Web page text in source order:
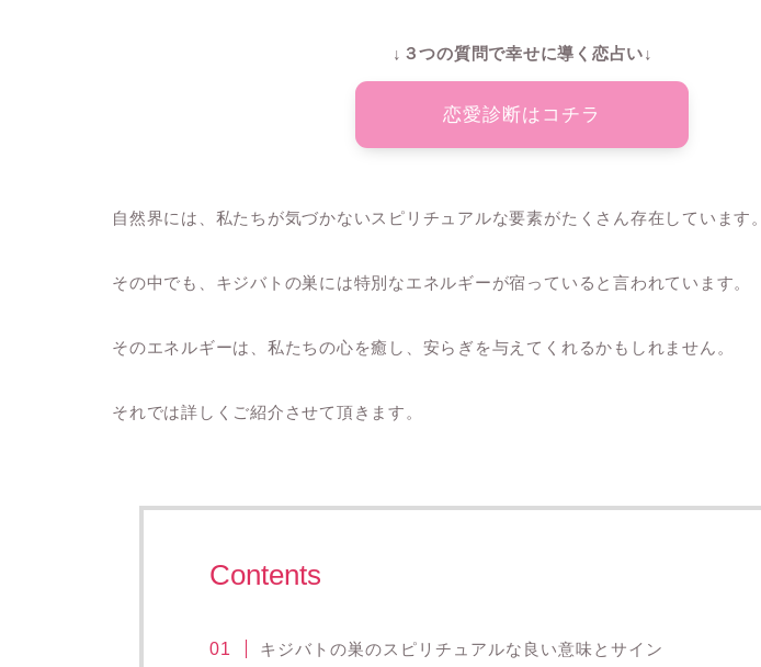
↓３つの質問で幸せに導く恋占い↓
恋愛診断はコチラ
自然界には、私たちが気づかないスピリチュアルな要素がたくさん存在しています。
その中でも、キジバトの巣には特別なエネルギーが宿っていると言われています。
そのエネルギーは、私たちの心を癒し、安らぎを与えてくれるかもしれません。
それでは詳しくご紹介させて頂きます。
Contents
キジバトの巣のスピリチュアルな良い意味とサイン